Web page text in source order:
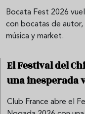
Bocata Fest 2026
con bocatas de
música y market.
El Festival del
una inesperada
Club France abre el